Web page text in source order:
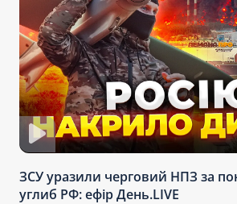
ЗСУ уразили черговий НПЗ за
углиб РФ: ефір День.LIVE